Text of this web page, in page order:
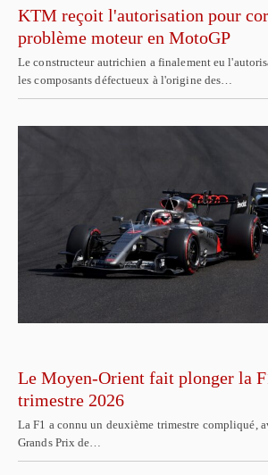
KTM reçoit l'autorisation pour
problème moteur en MotoGP
Le constructeur autrichien a finalement eu
les composants défectueux à l'origine des…
Le Moyen-Orient fait plonger la
trimestre 2026
La F1 a connu un deuxième trimestre compliqué,
Grands Prix de…